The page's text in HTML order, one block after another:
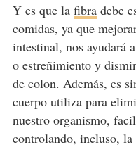
Y es que la fibradebe
comidas, ya que
intestinal, nos ayudará
o estreñimiento y
de colon. Además, es
cuerpo utiliza para
nuestro organismo,
controlando, incluso, la